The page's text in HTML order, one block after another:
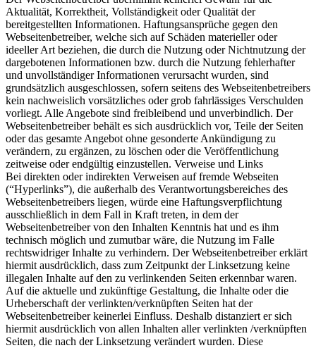
Aktualität, Korrektheit, Vollständigkeit oder Qualität der
bereitgestellten Informationen. Haftungsansprüche gegen den
Webseitenbetreiber, welche sich auf Schäden materieller oder
ideeller Art beziehen, die durch die Nutzung oder Nichtnutzung der
dargebotenen Informationen bzw. durch die Nutzung fehlerhafter
und unvollständiger Informationen verursacht wurden, sind
grundsätzlich ausgeschlossen, sofern seitens des Webseitenbetreibers
kein nachweislich vorsätzliches oder grob fahrlässiges Verschulden
vorliegt. Alle Angebote sind freibleibend und unverbindlich. Der
Webseitenbetreiber behält es sich ausdrücklich vor, Teile der Seiten
oder das gesamte Angebot ohne gesonderte Ankündigung zu
verändern, zu ergänzen, zu löschen oder die Veröffentlichung
zeitweise oder endgültig einzustellen. Verweise und Links
Bei direkten oder indirekten Verweisen auf fremde Webseiten
(“Hyperlinks”), die außerhalb des Verantwortungsbereiches des
Webseitenbetreibers liegen, würde eine Haftungsverpflichtung
ausschließlich in dem Fall in Kraft treten, in dem der
Webseitenbetreiber von den Inhalten Kenntnis hat und es ihm
technisch möglich und zumutbar wäre, die Nutzung im Falle
rechtswidriger Inhalte zu verhindern. Der Webseitenbetreiber erklärt
hiermit ausdrücklich, dass zum Zeitpunkt der Linksetzung keine
illegalen Inhalte auf den zu verlinkenden Seiten erkennbar waren.
Auf die aktuelle und zukünftige Gestaltung, die Inhalte oder die
Urheberschaft der verlinkten/verknüpften Seiten hat der
Webseitenbetreiber keinerlei Einfluss. Deshalb distanziert er sich
hiermit ausdrücklich von allen Inhalten aller verlinkten /verknüpften
Seiten, die nach der Linksetzung verändert wurden. Diese